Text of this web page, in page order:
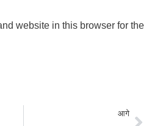
website in this browser for the
आगे